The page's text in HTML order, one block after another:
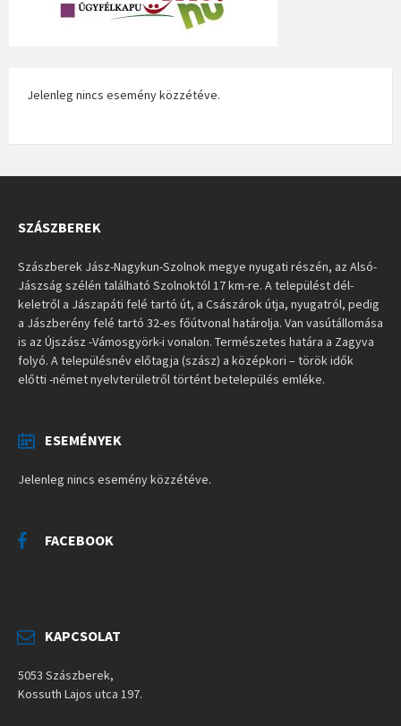
Jelenleg nincs esemény közzétéve.
SZÁSZBEREK
Szászberek Jász-Nagykun-Szolnok megye nyugati részén, az Alsó-
Jászság szélén található Szolnoktól 17 km-re. A települést dél-
keletről a Jászapáti felé tartó út, a Császárok útja, nyugatról, pedig
a Jászberény felé tartó 32-es főútvonal határolja. Van vasútállomása
is az Újszász -Vámosgyörk-i vonalon. Természetes határa a Zagyva
folyó. A településnév előtagja (szász) a középkori – török idők
előtti -német nyelvterületről történt betelepülés emléke.
ESEMÉNYEK
Jelenleg nincs esemény közzétéve.
FACEBOOK
KAPCSOLAT
5053 Szászberek,
Kossuth Lajos utca 197.